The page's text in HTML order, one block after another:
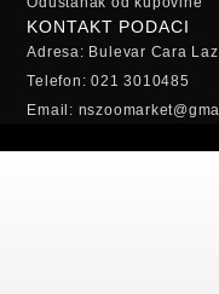
KONTAKT PODACI
Adresa: Bulevar Cara
Telefon: 021 3010485
Email: